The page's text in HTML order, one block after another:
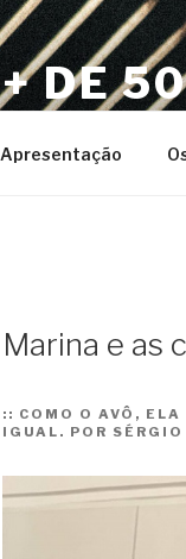
+ DE
Apresentação
Marina e as
:: COMO O AVÔ,
IGUAL. POR SÉRGIO